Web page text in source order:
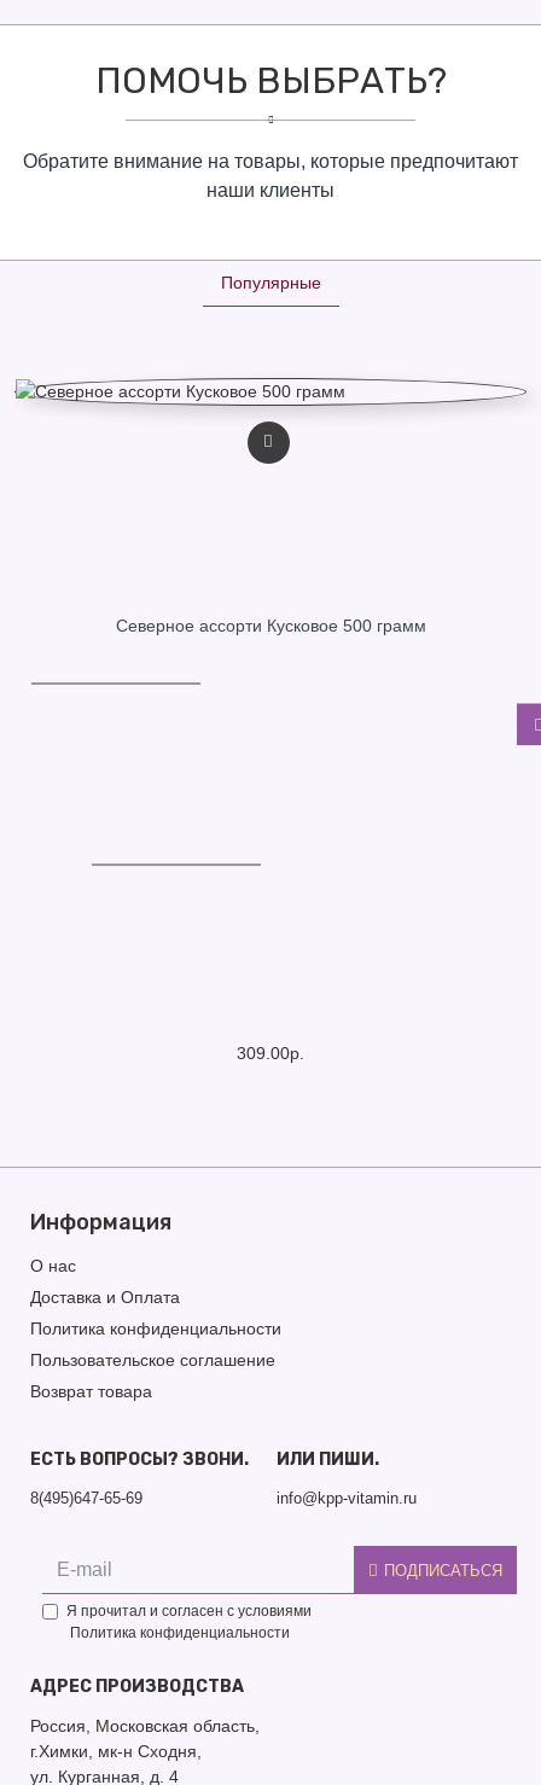
ПОМОЧЬ ВЫБРАТЬ?
Обратите внимание на товары, которые предпочитают
наши клиенты
Популярные
Северное ассорти Кусковое 500 грамм
309.00р.
Информация
О нас
Доставка и Оплата
Политика конфиденциальности
Пользовательское соглашение
Возврат товара
ЕСТЬ ВОПРОСЫ? ЗВОНИ.
8(495)647-65-69
ИЛИ ПИШИ.
info@kpp-vitamin.ru
ПОДПИСАТЬСЯ
Я прочитал и согласен с условиями
Политика конфиденциальности
АДРЕС ПРОИЗВОДСТВА
Россия, Московская область,
г.Химки, мк-н Сходня,
ул. Курганная, д. 4